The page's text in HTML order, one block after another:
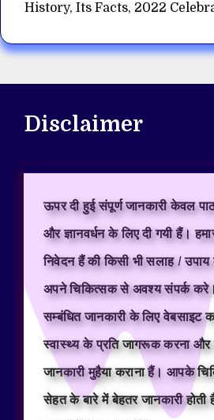
History, Its Facts, 2022
Disclaimer
ऊपर दी हुई संपूर्ण जानकारी केवल
और ज्ञानवर्धन के लिए दी गयी हैं।
निवेदन हैं की किसी भी सलाह /
अपने चिकित्सक से अवश्य संपर्क
सम्बंधित जानकारी के लिए वेबसाइट
स्वास्थ्य के प्रति जागरूक करना और
जानकारी मुहैया कराना हैं। आपके
सेहत के बारे में बेहतर जानकारी